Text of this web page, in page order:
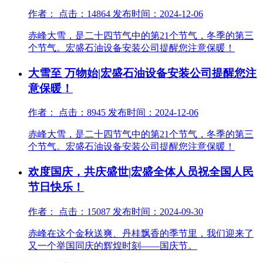
作者： 点击：14864 发布时间：2024-12-06
赤峰大雪，是二十四节气中的第21个节气，冬季的第三
个节气。宏盛石油设备安装公司提醒您注意保暖！
大雪至 万物始|宏盛石油设备安装公司提醒您注
意保暖！
作者： 点击：8945 发布时间：2024-12-06
赤峰大雪，是二十四节气中的第21个节气，冬季的第三
个节气。宏盛石油设备安装公司提醒您注意保暖！
欢度国庆，共庆盛世|宏盛全体人员祝全国人民
节日快乐！
作者： 点击：15087 发布时间：2024-09-30
赤峰在这个金秋送爽、丹桂飘香的季节里，我们迎来了
又一个举国同庆的辉煌时刻——国庆节。